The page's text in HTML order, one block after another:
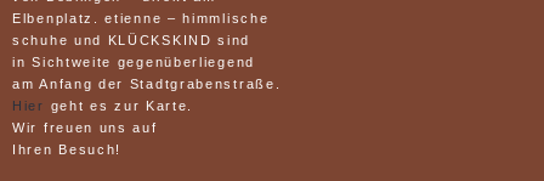
Elbenplatz. etienne – himmlische
schuhe und KLÜCKSKIND sind
in Sichtweite gegenüberliegend
am Anfang der Stadtgrabenstraße.
Hier geht es zur Karte.
Wir freuen uns auf
Ihren Besuch!